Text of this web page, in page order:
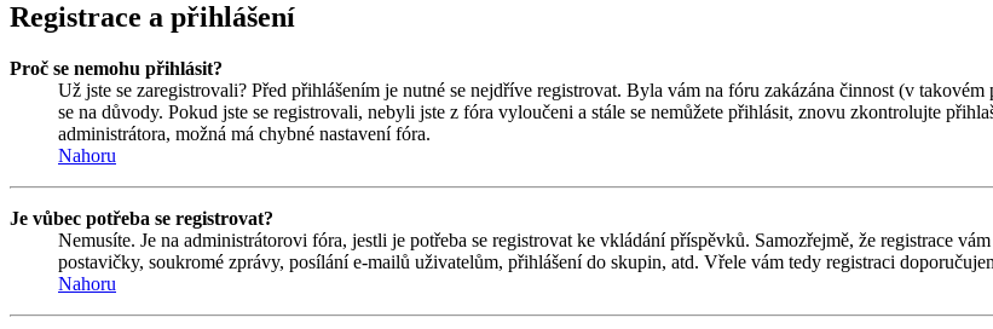
Registrace a přihlášení
Proč se nemohu přihlásit?
Už jste se zaregistrovali? Před přihlášením je nutné se nejdříve registrovat. Byla vám na fóru zakázána činnost (v
se na důvody. Pokud jste se registrovali, nebyli jste z fóra vyloučeni a stále se nemůžete přihlásit, znovu zkontrolujte
administrátora, možná má chybné nastavení fóra.
Nahoru
Je vůbec potřeba se registrovat?
Nemusíte. Je na administrátorovi fóra, jestli je potřeba se registrovat ke vkládání příspěvků. Samozřejmě, že registrace
postavičky, soukromé zprávy, posílání e-mailů uživatelům, přihlášení do skupin, atd. Vřele vám tedy registraci
Nahoru